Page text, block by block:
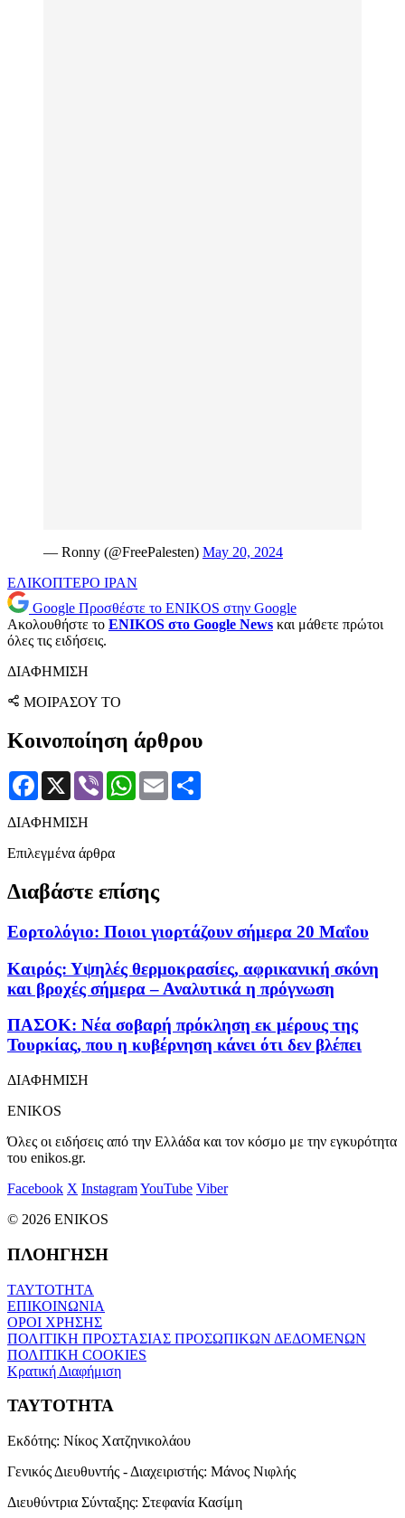
— Ronny (@FreePalesten) May 20, 2024
ΕΛΙΚΟΠΤΕΡΟ ΙΡΑΝ
Google Προσθέστε το ENIKOS στην Google
Ακολουθήστε το ENIKOS στο Google News και μάθετε πρώτοι
όλες τις ειδήσεις.
ΔΙΑΦΗΜΙΣΗ
ΜΟΙΡΑΣΟΥ ΤΟ
Κοινοποίηση άρθρου
Facebook
X Viber WhatsApp
Email
ΔΙΑΦΗΜΙΣΗ
Επιλεγμένα άρθρα
Διαβάστε επίσης
Εορτολόγιο: Ποιοι γιορτάζουν σήμερα 20 Μαΐου
Καιρός: Υψηλές θερμοκρασίες, αφρικανική σκόνη
και βροχές σήμερα – Αναλυτικά η πρόγνωση
ΠΑΣΟΚ: Νέα σοβαρή πρόκληση εκ μέρους της
Τουρκίας, που η κυβέρνηση κάνει ότι δεν βλέπει
ΔΙΑΦΗΜΙΣΗ
ENIKOS
Όλες οι ειδήσεις από την Ελλάδα και τον κόσμο με την εγκυρότητα
του enikos.gr.
Facebook X InstagramYouTube Viber
© 2026 ENIKOS
ΠΛΟΗΓΗΣΗ
ΤΑΥΤΟΤΗΤΑ
ΕΠΙΚΟΙΝΩΝΙΑ
ΟΡΟΙ ΧΡΗΣΗΣ
ΠΟΛΙΤΙΚΗ ΠΡΟΣΤΑΣΙΑΣ ΠΡΟΣΩΠΙΚΩΝ ΔΕΔΟΜΕΝΩΝ
ΠΟΛΙΤΙΚΗ COOKIES
Κρατική Διαφήμιση
ΤΑΥΤΟΤΗΤΑ
Εκδότης: Νίκος Χατζηνικολάου
Γενικός Διευθυντής - Διαχειριστής: Μάνος Νιφλής
Διευθύντρια Σύνταξης: Στεφανία Κασίμη